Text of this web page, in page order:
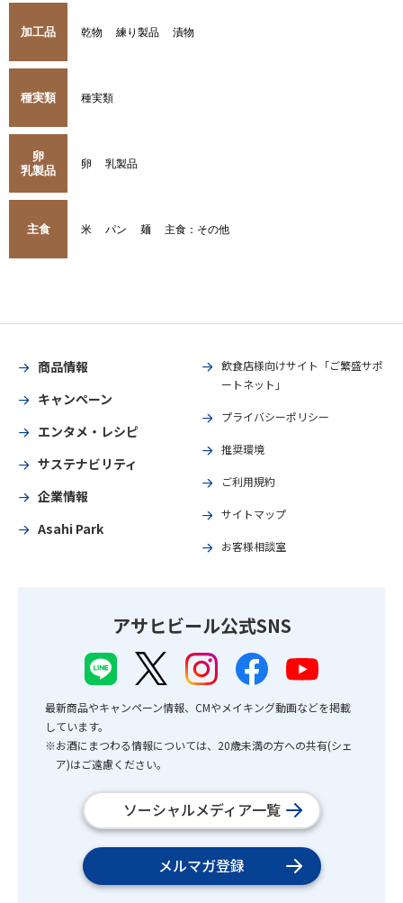
加工品 乾物 練り製品 漬物
種実類 種実類
卵
乳製品
卵 乳製品
主食 米 パン 麺 主食：その他
商品情報
キャンペーン
エンタメ・レシピ
サステナビリティ
企業情報
Asahi Park
飲食店様向けサイト「ご繁盛サポ
ートネット」
プライバシーポリシー
推奨環境
ご利用規約
サイトマップ
お客様相談室
アサヒビール公式SNS
最新商品やキャンペーン情報、CMやメイキング動画などを掲載
しています。
※お酒にまつわる情報については、20歳未満の方への共有(シェ
ア)はご遠慮ください。
ソーシャルメディア一覧
メルマガ登録